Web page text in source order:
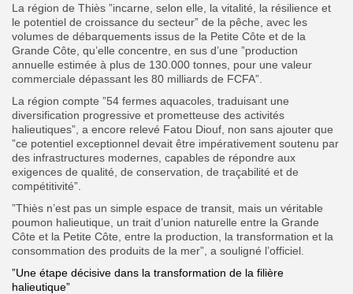
La région de Thiès ”incarne, selon elle, la vitalité, la résilience et
le potentiel de croissance du secteur” de la pêche, avec les
volumes de débarquements issus de la Petite Côte et de la
Grande Côte, qu’elle concentre, en sus d’une ”production
annuelle estimée à plus de 130.000 tonnes, pour une valeur
commerciale dépassant les 80 milliards de FCFA”.
La région compte ”54 fermes aquacoles, traduisant une
diversification progressive et prometteuse des activités
halieutiques”, a encore relevé Fatou Diouf, non sans ajouter que
”ce potentiel exceptionnel devait être impérativement soutenu par
des infrastructures modernes, capables de répondre aux
exigences de qualité, de conservation, de traçabilité et de
compétitivité”.
”Thiès n’est pas un simple espace de transit, mais un véritable
poumon halieutique, un trait d’union naturelle entre la Grande
Côte et la Petite Côte, entre la production, la transformation et la
consommation des produits de la mer”, a souligné l’officiel.
”Une étape décisive dans la transformation de la filière
halieutique”